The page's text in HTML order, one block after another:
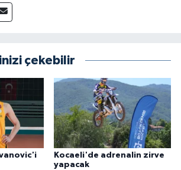
çekebilir
Kocaeli'de adrenalin zirve
yapacak